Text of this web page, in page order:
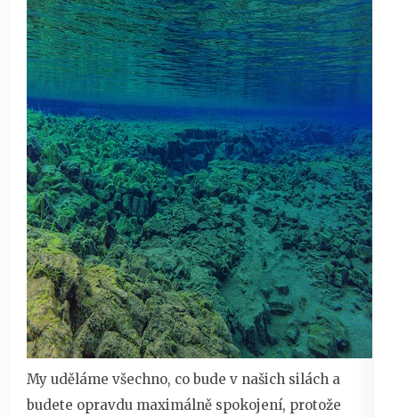
My uděláme všechno, co bude v našich silách a
budete opravdu maximálně spokojení, protože